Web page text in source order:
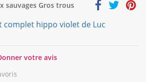
sauvages Gros trous
complet hippo violet de Luc
votre avis